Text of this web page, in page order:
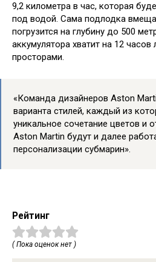
9,2 километра в час, которая
под водой. Сама подлодка
погрузится на глубину до 500
аккумулятора хватит на 12
просторами.
«Команда дизайнеров Aston
варианта стилей, каждый из
уникальное сочетание цветов и
Aston Martin будут и далее
персонализации субмарин».
Рейтинг
( Пока оценок нет )